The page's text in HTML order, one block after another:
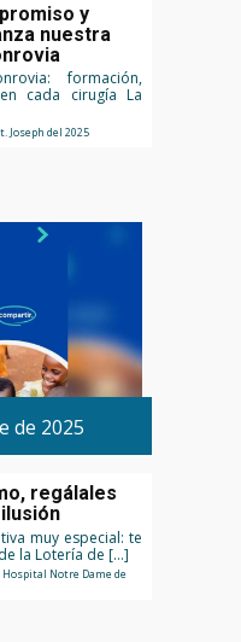
y
nuestra
formación,
cada cirugía La
Joseph del 2025
de 2025
regálales
muy especial: te
la Lotería de […]
Notre Dame de